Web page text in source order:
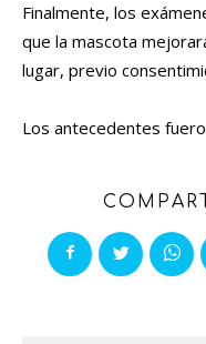
Finalmente, los
que la mascota
lugar, previo
Los antecedentes